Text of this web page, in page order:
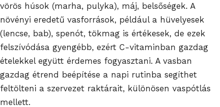
vörös húsok (marha, pulyka), máj, belsőségek. A
növényi eredetű vasforrások, például a hüvelyesek
(lencse, bab), spenót, tökmag is értékesek, de ezek
felszívódása gyengébb, ezért C-vitaminban gazdag
ételekkel együtt érdemes fogyasztani. A vasban
gazdag étrend beépítése a napi rutinba segíthet
feltölteni a szervezet raktárait, különösen vaspótlás
mellett.